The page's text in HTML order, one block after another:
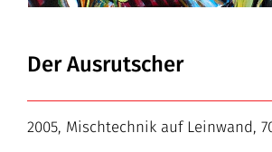
Der Ausrutscher
2005, Mischtechnik auf Leinwand,